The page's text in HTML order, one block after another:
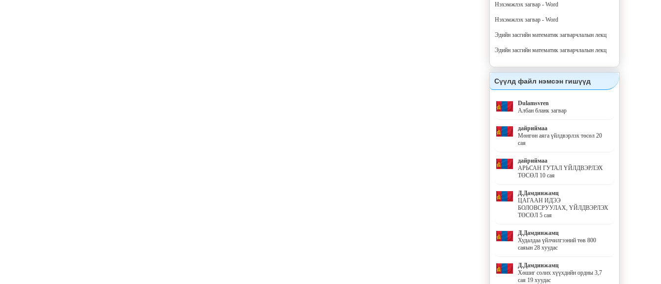
Нэхэмжлэх загвар - Word
Нэхэмжлэх загвар - Word
Эдийн засгийн математик загварчлалын лекц
Эдийн засгийн математик загварчлалын лекц
Сүүлд файл нэмсэн гишүүд
Dulamsvren
Албан бланк загвар
дайриймаа
Мөнгөн аяга үйлдвэрлэх төсөл 20
сая
дайриймаа
АРЬСАН ГУТАЛ ҮЙЛДВЭРЛЭХ
ТӨСӨЛ 10 сая
Д.Дамдинжамц
ЦАГААН ИДЭЭ
БОЛОВСРУУЛАХ, ҮЙЛДВЭРЛЭХ
ТӨСӨЛ 5 сая
Д.Дамдинжамц
Худалдаа үйлчилгээний төв 800
саяын 28 хуудас
Д.Дамдинжамц
Хөшиг солих хүүхдийн ордны 3,7
сая 19 хуудас